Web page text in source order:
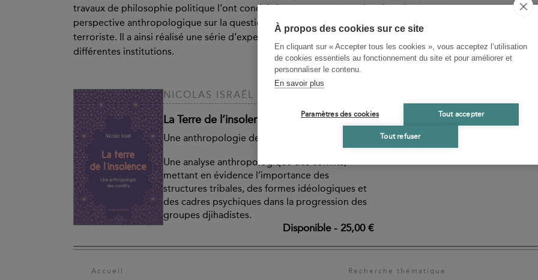
À propos des cookies sur ce site
En cliquant sur « Accepter tous les cookies », vous acceptez l’utilisation
de cookies essentiels au fonctionnement du site et pour améliorer et
personnaliser le contenu.
En savoir plus
Paramètres des cookies Tout accepter
Tout refuser
travaux de philosophie politique l’ont conduit à concentrer ses recherches dans une
perspective anthropologique sur la question de la lutte anti-insurrectionnelle et anti-
terroriste. Il a ainsi réalisé une série d’expertises, depuis une dizaine d’années, pour
différentes institutions.
NICOLAS ISRAËL
La Terre de l’insolence
Une anthropologie des conflits
Une analyse anthropologique des conflits,
mettant en évidence l’importance des
structures tribales, des formes idéologiques et
des cadres psychiques dans la progression des
groupes djihadistes.
Disponible- 25,00 €
Accueil Recherche thématique